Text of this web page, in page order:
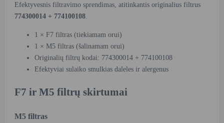
Efektyvesnis filtravimo sprendimas, atitinkantis originalius filtrus
774300014 + 774100108
1 × F7 filtras (tiekiamam orui)
1 × M5 filtras (šalinamam orui)
Originalių filtrų kodai: 774300014 + 774100108
Efektyviai sulaiko smulkias daleles ir alergenus
F7 ir M5 filtrų skirtumai
M5 filtras